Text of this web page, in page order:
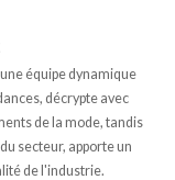
équipe dynamique
décrypte avec
de la mode, tandis
secteur, apporte un
de l'industrie.